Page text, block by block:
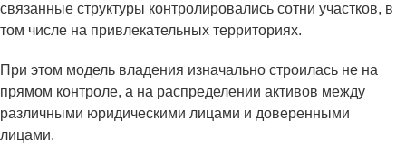
связанные структуры контролировались сотни участков, в
том числе на привлекательных территориях.
При этом модель владения изначально строилась не на
прямом контроле, а на распределении активов между
различными юридическими лицами и доверенными
лицами.